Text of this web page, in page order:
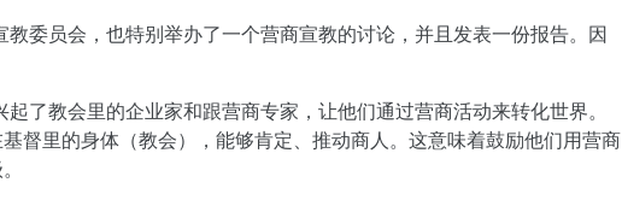
委员会，也特别举办了一个营商宣教的讨论，并且发表一份报告。因
了教会里的企业家和跟营商专家，让他们通过营商活动来转化世界。
督里的身体（教会），能够肯定、推动商人。这意味着鼓励他们用营商